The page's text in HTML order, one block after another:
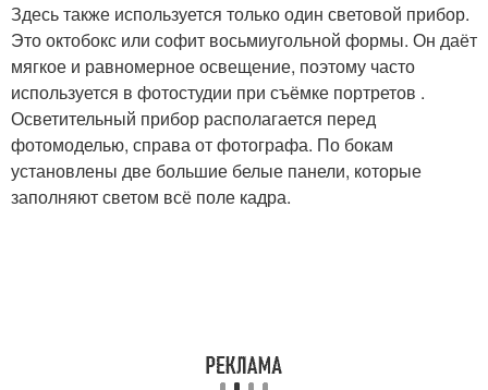
Здесь также используется только один световой прибор.
Это октобокс или софит восьмиугольной формы. Он даёт
мягкое и равномерное освещение, поэтому часто
используется в фотостудии при съёмке портретов .
Осветительный прибор располагается перед
фотомоделью, справа от фотографа. По бокам
установлены две большие белые панели, которые
заполняют светом всё поле кадра.